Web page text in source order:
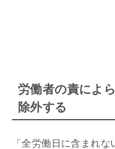
労働者の責によ
除外する
「全労働日に含まれな